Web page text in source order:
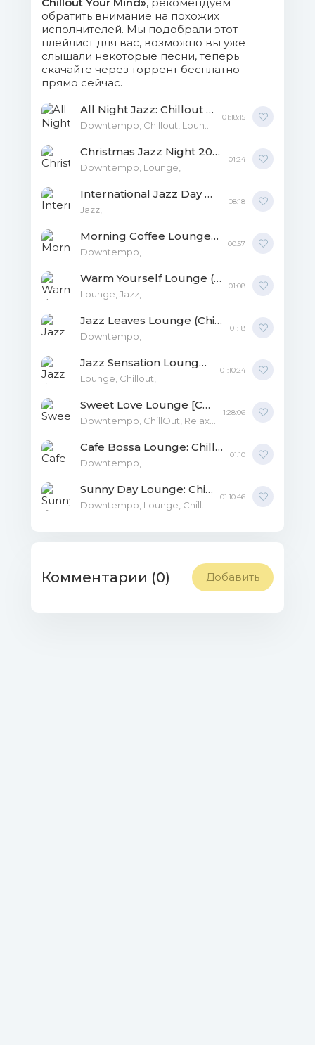
- Felide.m4a (7.62 Mb)
16. Sandro Gibellini Trio - Jazz in the
Park.m4a (9.39 Mb)
17. Bernard Cesari, Reggie Johnson -
In Your Own Sweet Way.m4a (16.07 Mb)
folder.webp (48 Kb)
обратить внимание на похожих
исполнителей. Мы подобрали этот
плейлист для вас, возможно вы уже
слышали некоторые песни, теперь
скачайте через торрент бесплатно
прямо сейчас.
All Night Jazz: Chillout Your Mind MP3
01:18:15
Christmas Jazz Night 2021 [Best X-Mas Jazz Music] FLAC
Downtempo, Lounge,
01:24
International Jazz Day MP3
Jazz,
08:18
Morning Coffee Lounge Chillout Your Mind MP3
Downtempo,
00:57
Warm Yourself Lounge (Chillout Your Mind) FLAC
Lounge, Jazz,
01:08
Jazz Leaves Lounge (Chillout Your Mind) FLAC
Downtempo,
01:18
Jazz Sensation Lounge [Chillout Your Mind] MP3
Lounge, Chillout,
01:10:24
Sweet Love Lounge [Chillout Your Mind] MP3
1:28:06
Cafe Bossa Lounge: Chillout Your Mind FLAC
Downtempo,
01:10
Sunny Day Lounge: Chillout Your Mind AAC
01:10:46
Комментарии (0) Добавить